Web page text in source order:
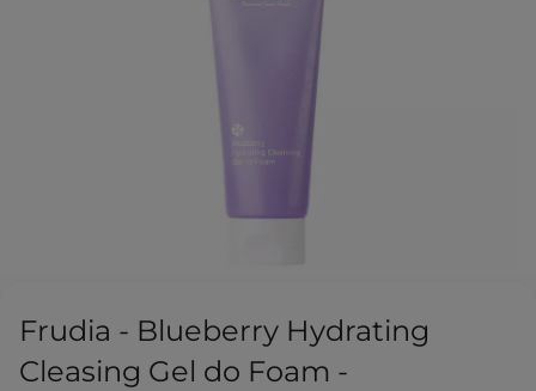
Frudia - Blueberry Hydrating
Cleasing Gel do Foam -